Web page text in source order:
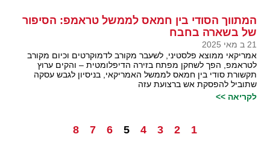
המתווך הסודי בין חמאס לממשל טראמפ: הסיפור
של בשארה בחבח
21 ב מאי 2025
אמריקאי ממוצא פלסטיני, לשעבר מקורב לדמוקרטים וכיום מקורב
לטראמפ, הפך לשחקן מפתח בזירה הדיפלומטית – והקים ערוץ
תקשורת סודי בין חמאס לממשל האמריקאי, בניסיון לגבש עסקה
שתוביל להפסקת אש ברצועת עזה
לקריאה >>
1
2
3
4
5
6
7
8